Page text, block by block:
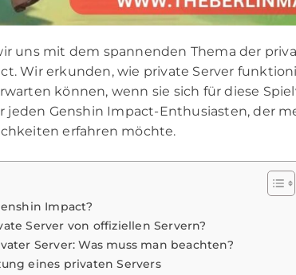
uns mit dem spannenden Thema der
Wir erkunden, wie private Server
können, wenn sie sich für diese
jeden Genshin Impact-Enthusiasten, der
erfahren möchte.
Impact?
Server von offiziellen Servern?
Server: Was muss man beachten?
eines privaten Servers